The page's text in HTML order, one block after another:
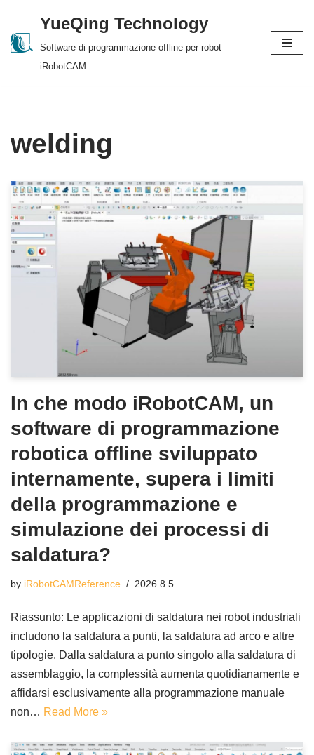
Skip
YueQing Technology
Software di programmazione offline per robot
iRobotCAM
welding
In che modo iRobotCAM, un
software di programmazione
robotica offline sviluppato
internamente, supera i limiti
della programmazione e
simulazione dei processi di
saldatura?
by iRobotCAMReference 2026.8.5.
Riassunto: Le applicazioni di saldatura nei robot industriali
includono la saldatura a punti, la saldatura ad arco e altre
tipologie. Dalla saldatura a punto singolo alla saldatura di
assemblaggio, la complessità aumenta quotidianamente e
affidarsi esclusivamente alla programmazione manuale
non… Read More »